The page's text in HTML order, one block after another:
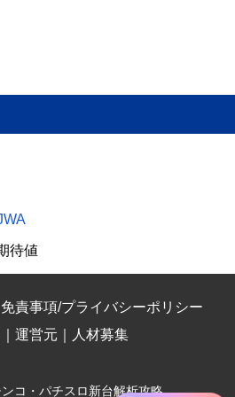
待値
免責事項/プライバシーポリシー
運営元 人材募集
コ・パチスロ新台解析攻略